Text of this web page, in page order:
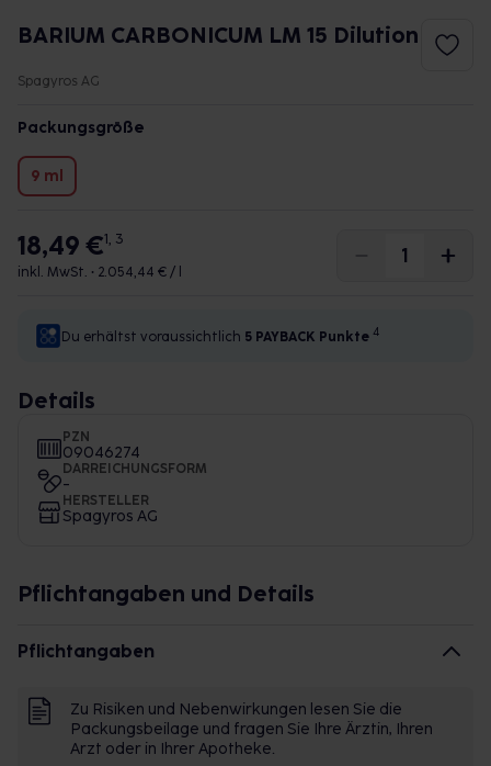
BARIUM CARBONICUM LM 15 Dilution
Spagyros AG
Packungsgröße
9 ml
18,49 €1, 3
inkl. MwSt. • 2.054,44 € / l
Du erhältst voraussichtlich 5 PAYBACK Punkte 4
Details
PZN
09046274
DARREICHUNGSFORM
-
HERSTELLER
Spagyros AG
Pflichtangaben und Details
Pflichtangaben
Zu Risiken und Nebenwirkungen lesen Sie die
Packungsbeilage und fragen Sie Ihre Ärztin, Ihren
Arzt oder in Ihrer Apotheke.